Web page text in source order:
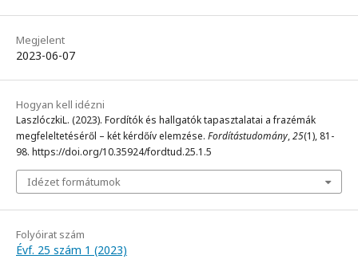
Megjelent
2023-06-07
Hogyan kell idézni
LaszlóczkiL. (2023). Fordítók és hallgatók tapasztalatai a frazémák
megfeleltetéséről – két kérdőív elemzése. Fordítástudomány,25(1), 81-
98. https://doi.org/10.35924/fordtud.25.1.5
Idézet formátumok
Folyóirat szám
Évf. 25 szám 1 (2023)